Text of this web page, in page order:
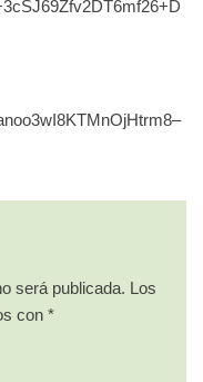
será publicada. Los
con *